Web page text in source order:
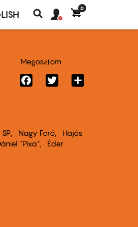
Keresés
fiók
Felhasználói
0
Nagy Feró
Hajós
"Pixa"
Éder
Megosztom
FacebookTwitter